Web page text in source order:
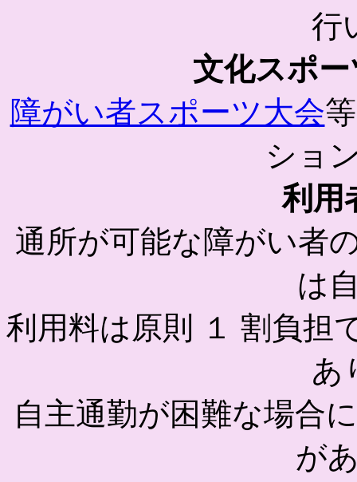
行
文化スポ
障がい者スポーツ大会
ショ
利用
通所が可能な障がい者
は
利用料は原則 １ 割負担
あ
自主通勤が困難な場合
が